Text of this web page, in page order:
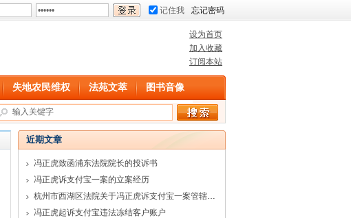
记住我 忘记密码
设为首页
加入收藏
订阅本站
失地农民维权 法苑文萃 图书音像
近期文章
冯正虎致函浦东法院院长的投诉书
冯正虎诉支付宝一案的立案经历
杭州市西湖区法院关于冯正虎诉支付宝一案管辖权的回复
冯正虎起诉支付宝违法冻结客户账户